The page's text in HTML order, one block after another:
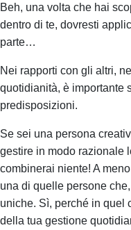
Beh, una volta che hai
dentro di te, dovresti
parte…
Nei rapporti con gli altri,
quotidianità, è importante
predisposizioni.
Se sei una persona
gestire in modo razionale
combinerai niente! A
una di quelle persone
uniche. Sì, perché in quel
della tua gestione